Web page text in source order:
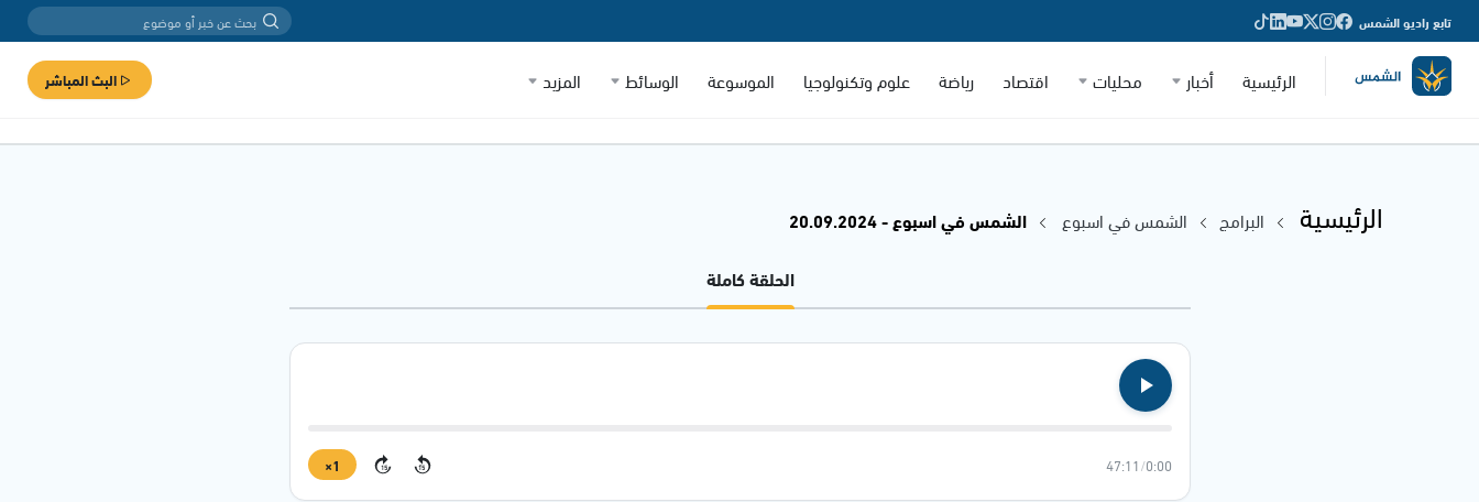
تابع راديو الشمس
الرئيسية أخبار محليات اقتصاد رياضة علوم وتكنولوجيا الموسوعة الوسائط المزيد البث المباشر
الرئيسية البرامج الشمس في اسبوع
الشمس في اسبوع - 20.09.2024
الحلقة كاملة
0:00
/
47:11
15
15
1×